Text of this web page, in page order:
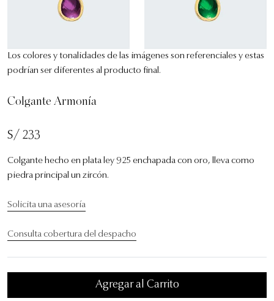
Los colores y tonalidades de las imágenes son referenciales y estas
podrían ser diferentes al producto final.
Colgante Armonía
S/ 233
Colgante hecho en plata ley 925 enchapada con oro, lleva como
piedra principal un zircón.
Solicita una asesoría
Consulta cobertura del despacho
Agregar al Carrito